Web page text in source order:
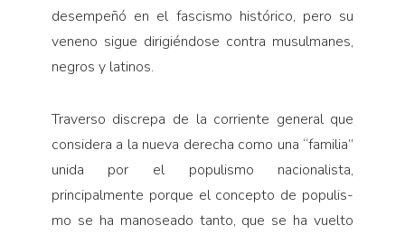
desem­peñó en el fascismo histórico, pero su
veneno sigue dirigiéndose contra musulmanes,
negros y latinos.
Traverso discrepa de la corriente general que
considera a la nueva derecha como una “familia”
unida por el populismo nacionalista,
principalmente porque el concepto de populis­
mo se ha manoseado tanto, que se ha vuelto